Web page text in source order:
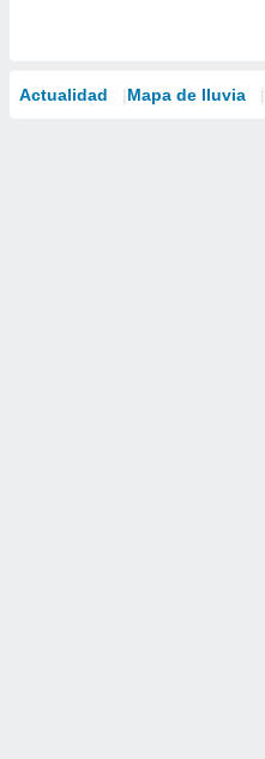
Actualidad Mapa de lluvia